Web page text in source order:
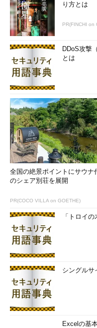
り方とは
PR(FINCHI on
DDoS攻撃
とは
全国の絶景ポイントにサウナ
のシェア別荘を展開
PR(COCO VILLA on GOETHE)
「トロイ
シングルサ
Excelの基